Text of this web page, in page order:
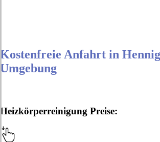
Kostenfreie Anfahrt in
Umgebung
Heizkörperreinigung Preise: